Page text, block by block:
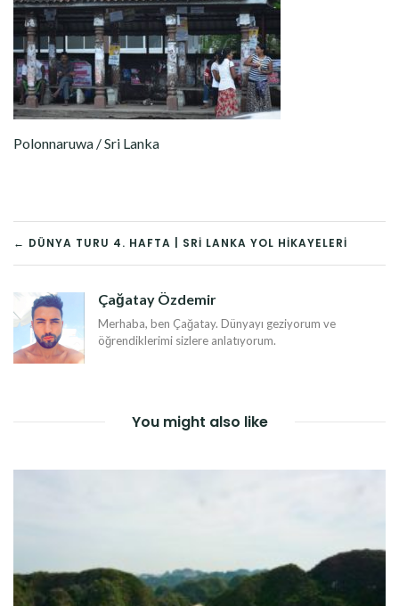
Polonnaruwa / Sri Lanka
YAZI
DOLAŞIMI
← DÜNYA TURU 4. HAFTA | SRI LANKA YOL HIKAYELERI
Çağatay Özdemir
Merhaba, ben Çağatay. Dünyayı geziyorum ve
öğrendiklerimi sizlere anlatıyorum.
You might also like